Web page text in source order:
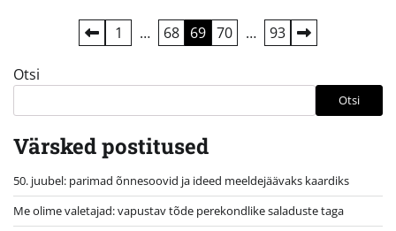
Postituste
leheküljendus
1 … 68 69 70 … 93
Otsi
Otsi
Värsked postitused
50. juubel: parimad õnnesoovid ja ideed meeldejäävaks kaardiks
Me olime valetajad: vapustav tõde perekondlike saladuste taga